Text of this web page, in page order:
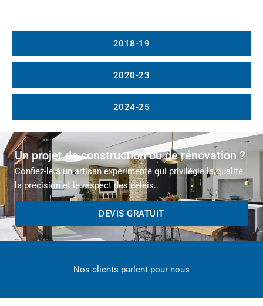
2018-19
2020-23
2024-25
Un projet de construction ou de rénovation ?
Confiez-le à un artisan expérimenté qui privilégie la qualité,
la précision et le respect des délais.
DEVIS GRATUIT
Nos clients parlent pour nous